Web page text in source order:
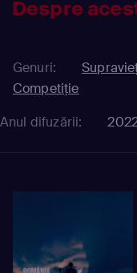
Despre
Genuri:
Competiție
Anul difuzării: